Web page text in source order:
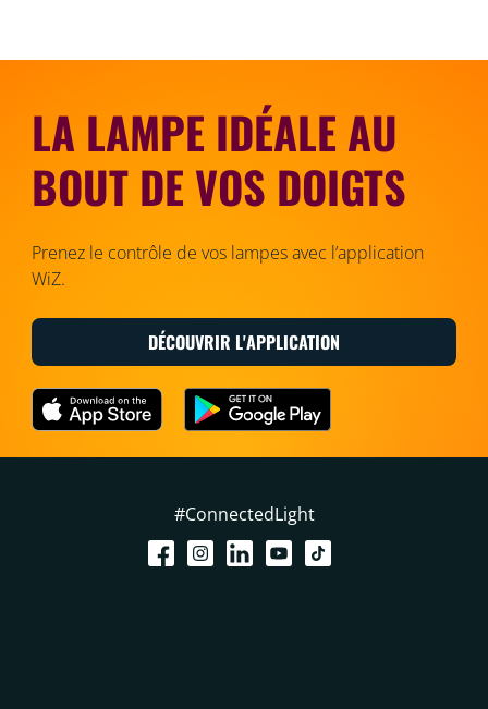
LA LAMPE IDÉALE AU
BOUT DE VOS DOIGTS
Prenez le contrôle de vos lampes avec l’application
WiZ.
DÉCOUVRIR L'APPLICATION
#ConnectedLight